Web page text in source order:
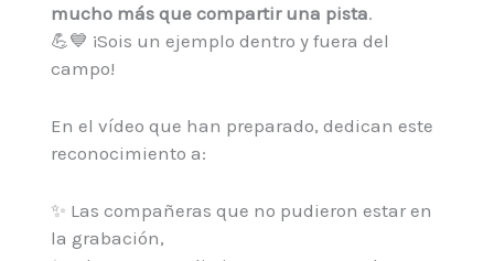
mucho más que compartir una pista.
💪💙 ¡Sois un ejemplo dentro y fuera del
campo!
En el vídeo que han preparado, dedican este
reconocimiento a:
✨ Las compañeras que no pudieron estar en
la grabación,